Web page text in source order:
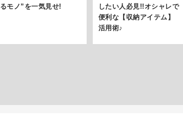
るモノ”を一気見せ!
したい人必見!!オシャレで
便利な【収納アイテム】
活用術♪